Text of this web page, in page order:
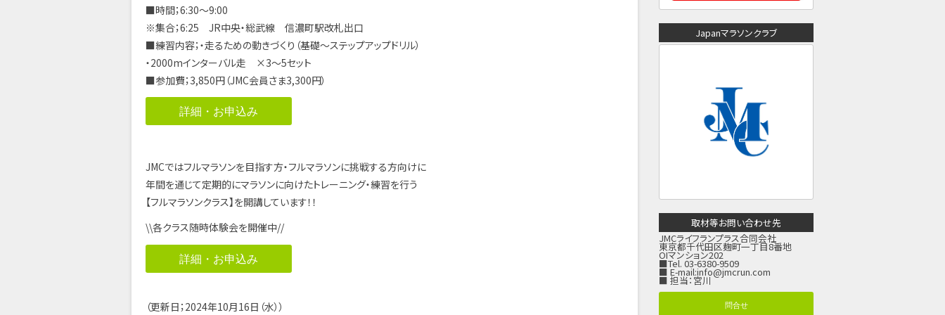
■時間；6:30～9:00
※集合；6:25 JR中央・総武線 信濃町駅改札出口
■練習内容；・走るための動きづくり（基礎～ステップアップドリル）
・2000mインターバル走 ×3～5セット
■参加費；3,850円（JMC会員さま3,300円）
詳細・お申込み
JMCではフルマラソンを目指す方・フルマラソンに挑戦する方向けに
年間を通じて定期的にマラソンに向けたトレーニング・練習を行う
【フルマラソンクラス】を開講しています！！
\\各クラス随時体験会を開催中//
詳細・お申込み
（更新日；2024年10月16日（水））
Japanマラソンクラブ
取材等お問い合わせ先
JMCライフランプラス合同会社
東京都千代田区麹町一丁目8番地
OIマンション202
■Tel. 03-6380-9509
■ E-mail:info@jmcrun.com
■ 担当：宮川
問合せ